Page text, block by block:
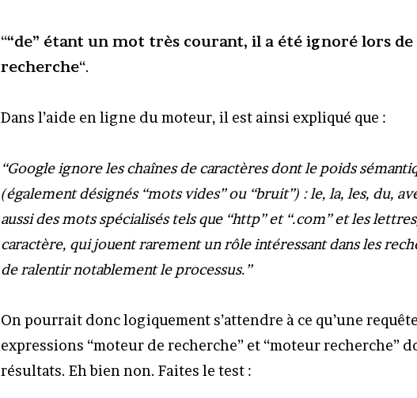
““de” étant un mot très courant, il a été ignoré lors
recherche“.
Dans l’aide en ligne du moteur, il est ainsi expliqué que :
“Google ignore les chaînes de caractères dont le poids
(également désignés “mots vides” ou “bruit”) : le, la, les, du,
aussi des mots spécialisés tels que “http” et “.com” et les
caractère, qui jouent rarement un rôle intéressant dans les
de ralentir notablement le processus.”
On pourrait donc logiquement s’attendre à ce qu’une
expressions “moteur de recherche” et “moteur recherche”
résultats. Eh bien non. Faites le test :